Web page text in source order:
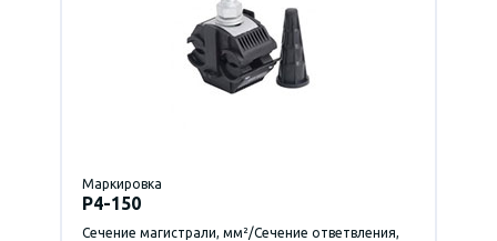
Маркировка
P4-150
Сечение магистрали, мм²/Сечение ответвления,